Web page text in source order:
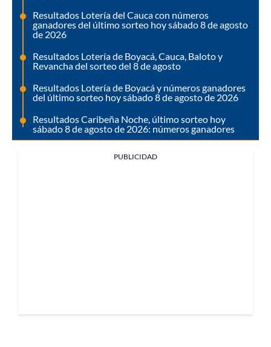
Resultados Lotería del Cauca con números
ganadores del último sorteo hoy sábado 8 de agosto
de 2026
Resultados Lotería de Boyacá, Cauca, Baloto y
Revancha del sorteo del 8 de agosto
Resultados Lotería de Boyacá y números ganadores
del último sorteo hoy sábado 8 de agosto de 2026
Resultados Caribeña Noche, último sorteo hoy
sábado 8 de agosto de 2026: números ganadores
PUBLICIDAD